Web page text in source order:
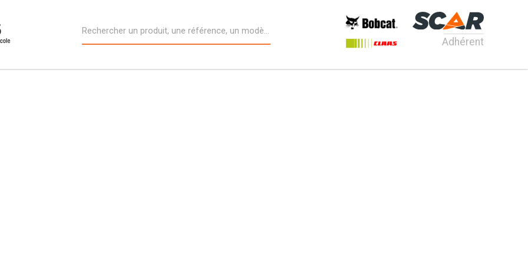
Adhérent